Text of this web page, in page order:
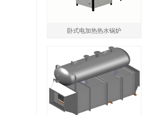
卧式电加热热水锅炉